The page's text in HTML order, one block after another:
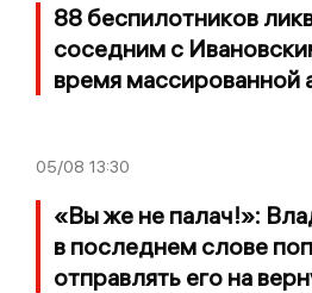
88 беспилотников
соседним с
время массированной
05/08 13:30
«Вы же не палач!»:
в последнем слове
отправлять его на